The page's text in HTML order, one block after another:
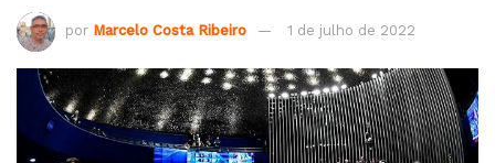
por Marcelo Costa Ribeiro 1 de julho de 2022